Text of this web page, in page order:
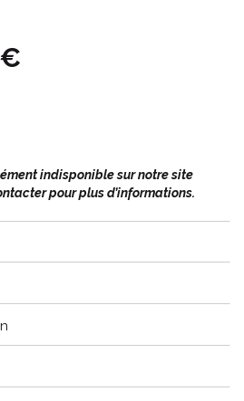
être de nos animaux et de leur
chiens et certains NAC aux
tel que des perturbateurs
chimique, paraben…) ni effet
:
vétérinaire et pharmaceutique.
composants.
indisponible sur notre site
pour plus d’informations.